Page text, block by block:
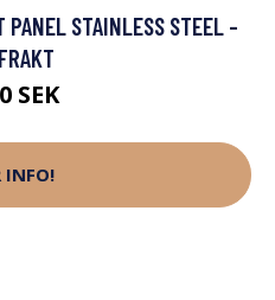
STAINLESS STEEL -
SEK
INFO!